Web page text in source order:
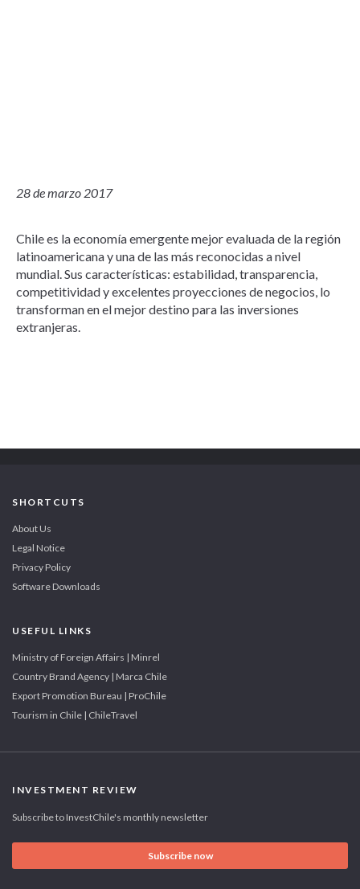
28 de marzo 2017
Chile es la economía emergente mejor evaluada de la región
latinoamericana y una de las más reconocidas a nivel
mundial. Sus características: estabilidad, transparencia,
competitividad y excelentes proyecciones de negocios, lo
transforman en el mejor destino para las inversiones
extranjeras.
SHORTCUTS
About Us
Legal Notice
Privacy Policy
Software Downloads
USEFUL LINKS
Ministry of Foreign Affairs | Minrel
Country Brand Agency | Marca Chile
Export Promotion Bureau | ProChile
Tourism in Chile | ChileTravel
INVESTMENT REVIEW
Subscribe to InvestChile's monthly newsletter
Subscribe now